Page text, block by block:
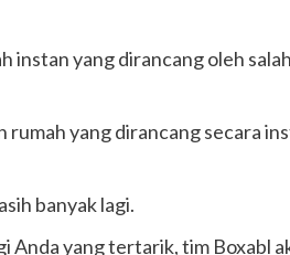
instan yang dirancang oleh
rumah yang dirancang secara
banyak lagi.
Anda yang tertarik, tim Boxabl